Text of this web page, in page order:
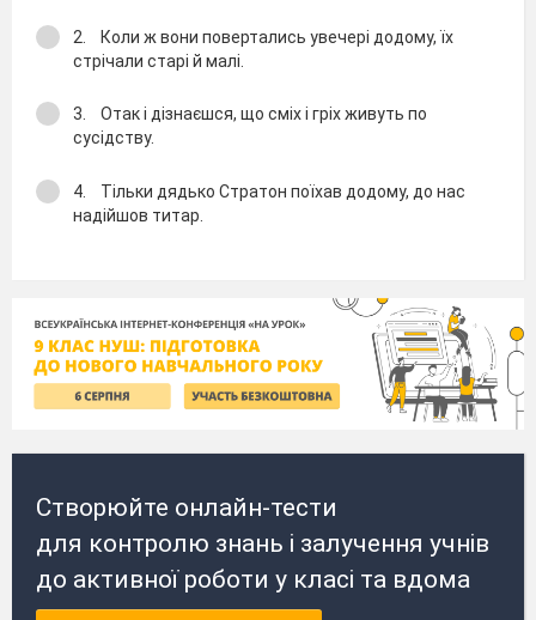
2. Коли ж вони повертались увечерi додому, їх
стрiчали старi й малi.
3. Отак i дiзнаєшся, що смiх i грiх живуть по
сусiдству.
4. Тiльки дядько Стратон поїхав додому, до нас
надiйшов титар.
Створюйте онлайн-тести
для контролю знань і залучення учнів
до активної роботи у класі та вдома